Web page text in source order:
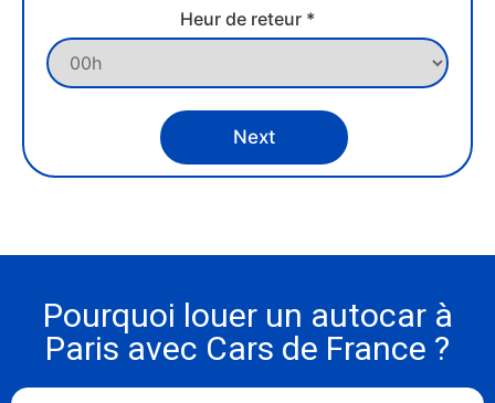
Heur de reteur *
Next
Pourquoi louer un autocar à
Paris avec Cars de France ?